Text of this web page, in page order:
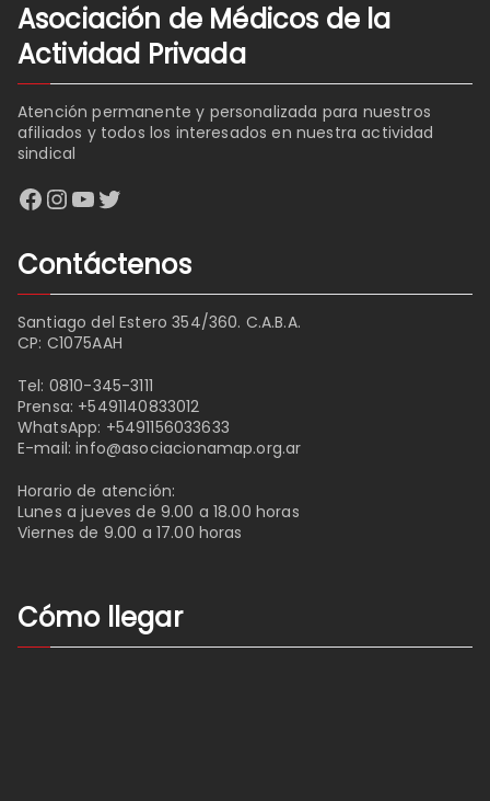
Asociación de Médicos de la
Actividad Privada
Atención permanente y personalizada para nuestros
afiliados y todos los interesados en nuestra actividad
sindical
Facebook
Instagram
YouTube
Twitter
Contáctenos
Santiago del Estero 354/360. C.A.B.A.
CP: C1075AAH
Tel: 0810-345-3111
Prensa: +5491140833012
WhatsApp: +5491156033633
E-mail:info@asociacionamap.org.ar
Horario de atención:
Lunes a jueves de 9.00 a 18.00 horas
Viernes de 9.00 a 17.00 horas
Cómo llegar